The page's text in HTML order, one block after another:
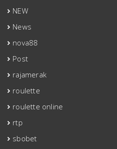
NEW
News
nova88
Post
rajamerak
roulette
roulette online
rtp
sbobet